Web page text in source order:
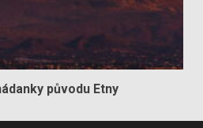
původu Etny